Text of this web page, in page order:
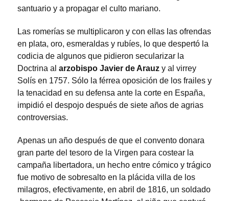
santuario y a propagar el culto mariano.
Las romerías se multiplicaron y con ellas las ofrendas
en plata, oro, esmeraldas y rubíes, lo que despertó la
codicia de algunos que pidieron secularizar la
Doctrina al arzobispo Javier de Arauz y al virrey
Solís en 1757. Sólo la férrea oposición de los frailes y
la tenacidad en su defensa ante la corte en España,
impidió el despojo después de siete años de agrias
controversias.
Apenas un año después de que el convento donara
gran parte del tesoro de la Virgen para costear la
campaña libertadora, un hecho entre cómico y trágico
fue motivo de sobresalto en la plácida villa de los
milagros, efectivamente, en abril de 1816, un soldado